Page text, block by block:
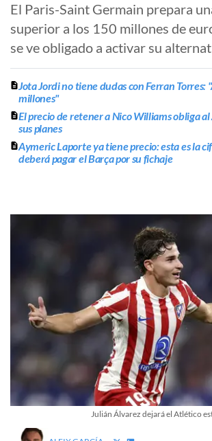
El Paris-Saint Germain prepara
superior a los 150 millones de
se ve obligado a activar su
Jota Jordi no tiene dudas con Ferran Torres:
millones"
El precio de retener a Nico Williams obliga
sus planes
Aymeric Laporte ya tiene precio: esta es la
deberá pagar el Barça por su fichaje
Julián Álvarez dejará el Atlético